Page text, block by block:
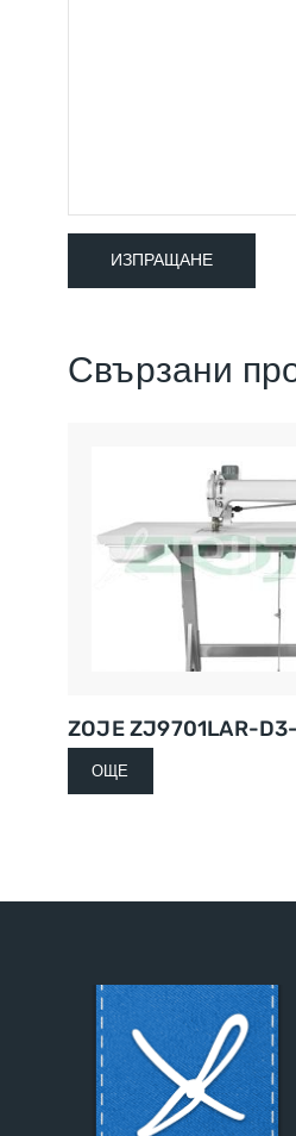
Свързани
ZOJE ZJ9701LAR-
ОЩЕ